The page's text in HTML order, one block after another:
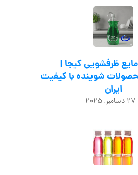
مایع ظرفشویی کیجا |
شوینده با کیفیت
ایران
۲۷ دسامبر, ۲۰۲۵